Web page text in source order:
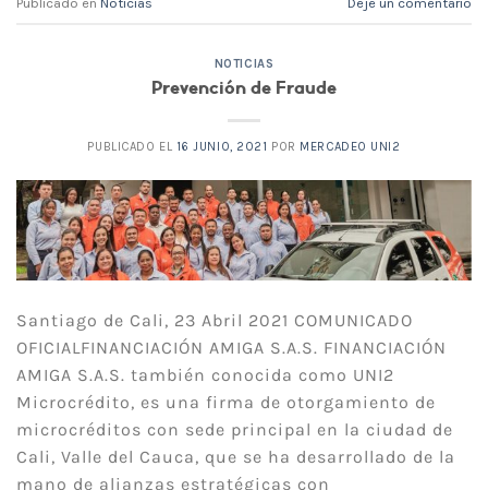
NOTICIAS
Prevención de Fraude
PUBLICADO EL 16 JUNIO, 2021 POR MERCADEO UNI2
Santiago de Cali, 23 Abril 2021 COMUNICADO
OFICIALFINANCIACIÓN AMIGA S.A.S. FINANCIACIÓN
AMIGA S.A.S. también conocida como UNI2
Microcrédito, es una firma de otorgamiento de
microcréditos con sede principal en la ciudad de
Cali, Valle del Cauca, que se ha desarrollado de la
mano de alianzas estratégicas con